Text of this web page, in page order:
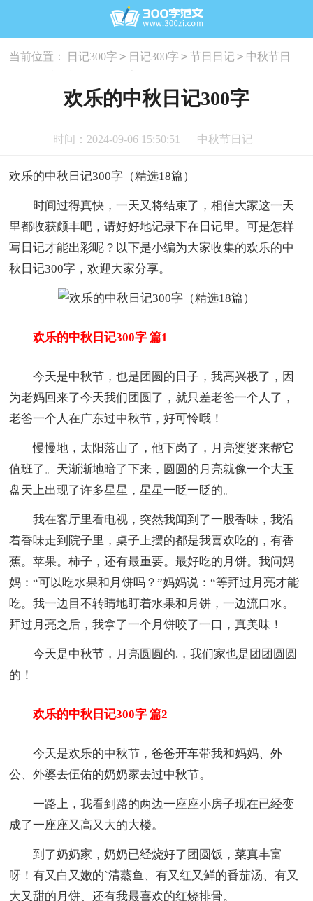
当前位置： 日记300字 > 日记300字 > 节日日记 > 中秋节日
欢乐的中秋日记300字
时间：2024-09-06 15:50:51 中秋节日记
欢乐的中秋日记300字（精选18篇）
时间过得真快，一天又将结束了，相信大家这一天
里都收获颇丰吧，请好好地记录下在日记里。可是怎样
写日记才能出彩呢？以下是小编为大家收集的欢乐的中
秋日记300字，欢迎大家分享。
欢乐的中秋日记300字 篇1
今天是中秋节，也是团圆的日子，我高兴极了，因
为老妈回来了今天我们团圆了，就只差老爸一个人了，
老爸一个人在广东过中秋节，好可怜哦！
慢慢地，太阳落山了，他下岗了，月亮婆婆来帮它
值班了。天渐渐地暗了下来，圆圆的月亮就像一个大玉
盘天上出现了许多星星，星星一眨一眨的。
我在客厅里看电视，突然我闻到了一股香味，我沿
着香味走到院子里，桌子上摆的都是我喜欢吃的，有香
蕉。苹果。柿子，还有最重要。最好吃的月饼。我问妈
妈：“可以吃水果和月饼吗？”妈妈说：“等拜过月亮才能
吃。我一边目不转睛地盯着水果和月饼，一边流口水。
拜过月亮之后，我拿了一个月饼咬了一口，真美味！
今天是中秋节，月亮圆圆的.，我们家也是团团圆圆
的！
欢乐的中秋日记300字 篇2
今天是欢乐的中秋节，爸爸开车带我和妈妈、外
公、外婆去伍佑的奶奶家去过中秋节。
一路上，我看到路的两边一座座小房子现在已经变
成了一座座又高又大的大楼。
到了奶奶家，奶奶已经烧好了团圆饭，菜真丰富
呀！有又白又嫩的`清蒸鱼、有又红又鲜的番茄汤、有又
大又甜的月饼、还有我最喜欢的红烧排骨。